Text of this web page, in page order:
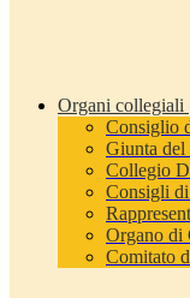
Organi collegiali
Consiglio
Giunta
Collegio
Consigli di
Organo di
Comitato